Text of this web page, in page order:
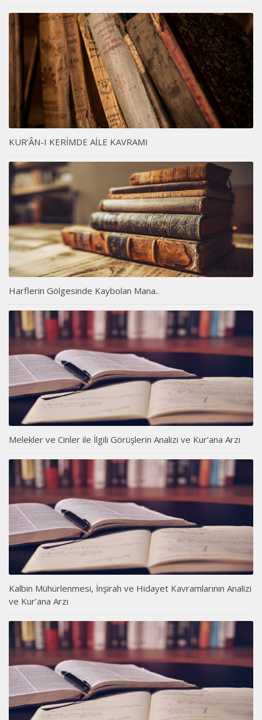
KUR’ÂN-I KERİMDE AİLE KAVRAMI
Harflerin Gölgesinde Kaybolan Mana..
Melekler ve Cinler ile İlgili Görüşlerin Analizi ve Kur’ana Arzı
Kalbin Mühürlenmesi, İnşirah ve Hidayet Kavramlarının Analizi
ve Kur’ana Arzı